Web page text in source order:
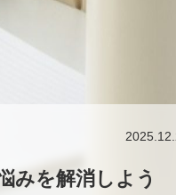
みを解消しよう